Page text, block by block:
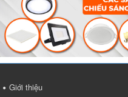
Giới thiệu